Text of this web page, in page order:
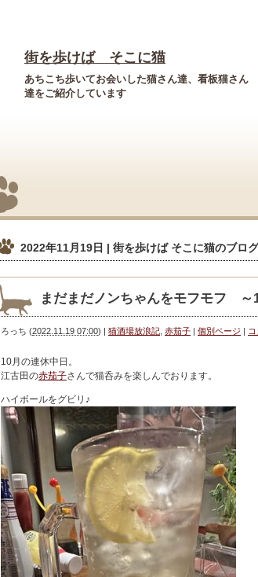
街を歩けば そこに猫
あちこち歩いてお会いした猫さん達、看板猫さん
達をご紹介しています
2022年11月19日 | 街を歩けば そこに猫のブロ
まだまだノンちゃんをモフモフ ～
ろっち (2022.11.19 07:00) | 猫酒場放浪記 赤茄子 | 個別ページ |
10月の連休中日。
江古田の赤茄子さんで猫呑みを楽しんでおります。
ハイボールをグビリ♪